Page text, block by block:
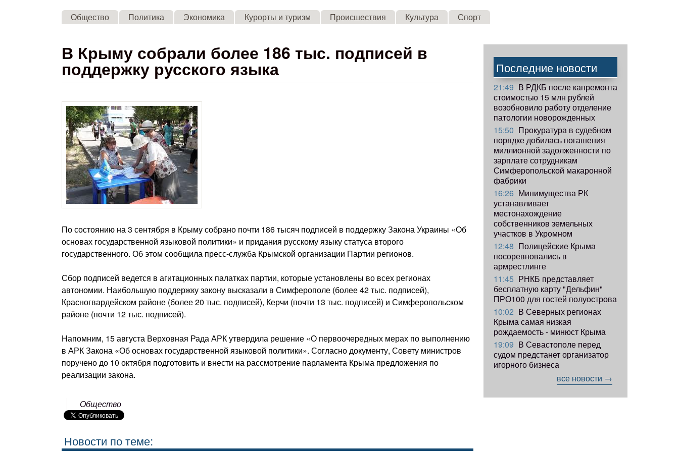
Skip to main content
Общество Политика Экономика Курорты и туризм Происшествия Культура Спорт
В Крыму собрали более 186 тыс. подписей в
поддержку русского языка
По состоянию на 3 сентября в Крыму собрано почти 186 тысяч подписей в поддержку Закона Украины «Об
основах государственной языковой политики» и придания русскому языку статуса второго
государственного. Об этом сообщила пресс-служба Крымской организации Партии регионов.
Сбор подписей ведется в агитационных палатках партии, которые установлены во всех регионах
автономии. Наибольшую поддержку закону высказали в Симферополе (более 42 тыс. подписей),
Красногвардейском районе (более 20 тыс. подписей), Керчи (почти 13 тыс. подписей) и Симферопольском
районе (почти 12 тыс. подписей).
Напомним, 15 августа Верховная Рада АРК утвердила решение «О первоочередных мерах по выполнению
в АРК Закона «Об основах государственной языковой политики». Согласно документу, Совету министров
поручено до 10 октября подготовить и внести на рассмотрение парламента Крыма предложения по
реализации закона.
Общество
Новости по теме:
Последние новости
21:49 В РДКБ после капремонта
стоимостью 15 млн рублей
возобновило работу отделение
патологии новорожденных
15:50 Прокуратура в судебном
порядке добилась погашения
миллионной задолженности по
зарплате сотрудникам
Симферопольской макаронной
фабрики
16:26 Минимущества РК
устанавливает
местонахождение
собственников земельных
участков в Укромном
12:48 Полицейские Крыма
посоревновались в
армрестлинге
11:45 РНКБ представляет
бесплатную карту "Дельфин"
ПРО100 для гостей полуострова
10:02 В Северных регионах
Крыма самая низкая
рождаемость - минюст Крыма
19:09 В Севастополе перед
судом предстанет организатор
игорного бизнеса
все новости →